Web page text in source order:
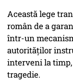
Această lege
român de a
într-un
autorităților
interveni la
tragedie.